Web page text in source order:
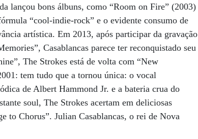
lançou bons álbuns, como “Room on Fire” (2003)
“cool-indie-rock” e o evidente consumo de
artística. Em 2013, após participar da gravação
Casablancas parece ter reconquistado seu
The Strokes está de volta com “New
tem tudo que a tornou única: o vocal
de Albert Hammond Jr. e a bateria crua do
soul, The Strokes acertam em deliciosas
to Chorus”. Julian Casablancas, o rei de Nova